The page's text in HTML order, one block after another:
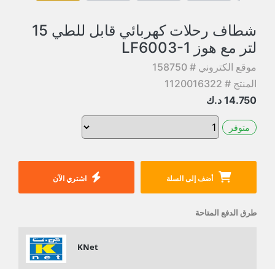
شطاف رحلات كهربائي قابل للطي 15
لتر مع هوز LF6003-1
موقع الكتروني # 158750
المنتج # 1120016322
14.750 د.ك
متوفر
أضف إلى السلة اشتري الآن
طرق الدفع المتاحة
KNet